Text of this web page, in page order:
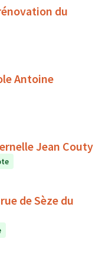
du
Antoine
Jean Couty
de Sèze du